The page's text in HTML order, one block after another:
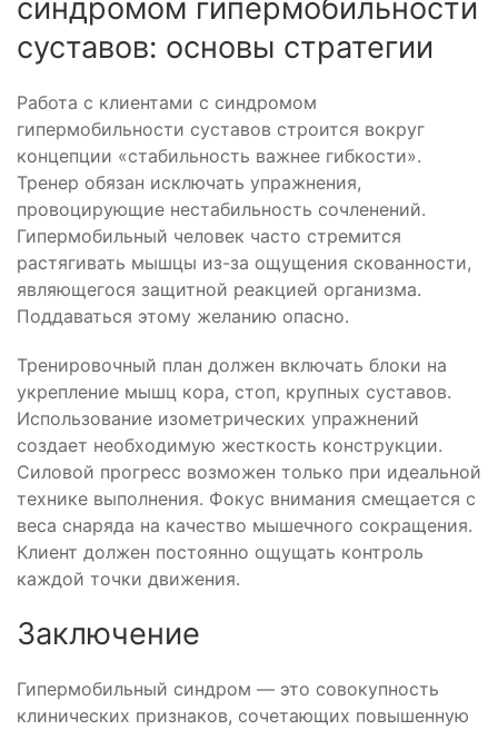
синдромом гипермобильности
суставов: основы стратегии
Работа с клиентами с синдромом
гипермобильности суставов строится вокруг
концепции «стабильность важнее гибкости».
Тренер обязан исключать упражнения,
провоцирующие нестабильность сочленений.
Гипермобильный человек часто стремится
растягивать мышцы из-за ощущения скованности,
являющегося защитной реакцией организма.
Поддаваться этому желанию опасно.
Тренировочный план должен включать блоки на
укрепление мышц кора, стоп, крупных суставов.
Использование изометрических упражнений
создает необходимую жесткость конструкции.
Силовой прогресс возможен только при идеальной
технике выполнения. Фокус внимания смещается с
веса снаряда на качество мышечного сокращения.
Клиент должен постоянно ощущать контроль
каждой точки движения.
Заключение
Гипермобильный синдром — это совокупность
клинических признаков, сочетающих повышенную